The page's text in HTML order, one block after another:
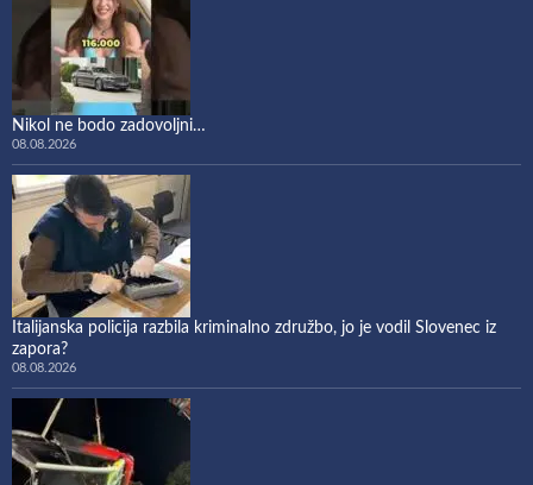
Nikol ne bodo zadovoljni…
08.08.2026
Italijanska policija razbila kriminalno združbo, jo je vodil Slovenec iz
zapora?
08.08.2026